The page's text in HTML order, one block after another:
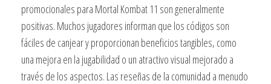
promocionales para Mortal Kombat 11 son generalmente
positivas. Muchos jugadores informan que los códigos son
fáciles de canjear y proporcionan beneficios tangibles, como
una mejora en la jugabilidad o un atractivo visual mejorado a
través de los aspectos. Las reseñas de la comunidad a menudo